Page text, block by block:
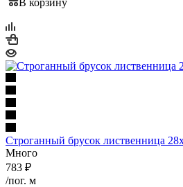
Строганный брусок лиственница
Много
783 ₽
/пог. м